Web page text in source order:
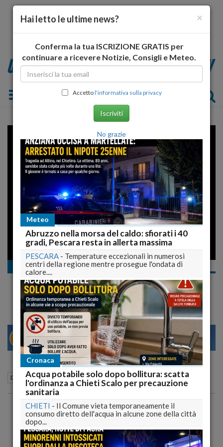
Toggle navigation
Error loading player: No playable
sources found
Documentari
Le 4 province d'Abruzzo
MILANO 29 31
Documentari 25 Giugno 2009 13:01
×
Hai letto le ultime news?
Conferma la tua ISCRIZIONE GRATIS per
continuare a ricevere Notizie, Consigli e Meteo.
Accettol'informativa sulla privacy
Iscriviti
No grazie
Meteo
Abruzzo nella morsa del caldo: sfiorati i 40
gradi, Pescara resta in allerta massima
PESCARA - Temperature eccezionali in numerosi
centri della regione mentre prosegue l'ondata di
calore....
Cronaca
Acqua potabile solo dopo bollitura: scatta
l'ordinanza a Chieti Scalo per precauzione
sanitaria
CHIETI - Il Comune vieta temporaneamente il
consumo diretto dell'acqua in alcune zone della città
dopo...